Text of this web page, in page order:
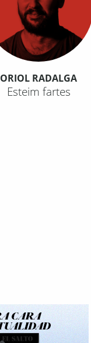
ORIOL RADALGA
Esteim fartes